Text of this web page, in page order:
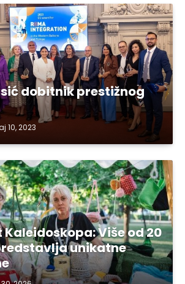
dobitnik prestižnog
10, 2023
Više od 20
unikatne